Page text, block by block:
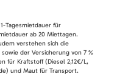
Tagesmietdauer für
ab 20 Miettagen.
verstehen sich die
der Versicherung von 7 %
für Kraftstoff (Diesel 2,12€/L,
und Maut für Transport.